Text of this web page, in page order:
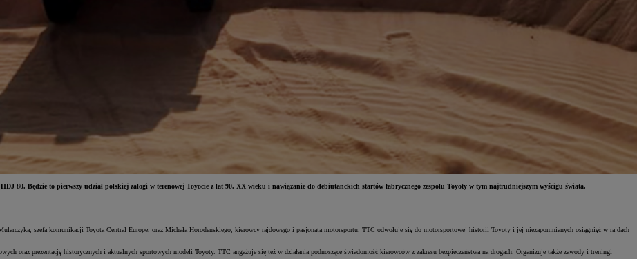
80. Będzie to pierwszy udział polskiej załogi w terenowej Toyocie z lat 90. XX wieku i nawiązanie do debiutanckich startów fabrycznego zespołu Toyoty w tym najtrudniejszym wyścigu świata.
szefa komunikacji Toyota Central Europe, oraz Michała Horodeńskiego, kierowcy rajdowego i pasjonata motorsportu. TTC odwołuje się do motorsportowej historii Toyoty i jej niezapomnianych osiągnięć w rajdach
oraz prezentację historycznych i aktualnych sportowych modeli Toyoty. TTC angażuje się też w działania podnoszące świadomość kierowców z zakresu bezpieczeństwa na drogach. Organizuje także zawody i treningi